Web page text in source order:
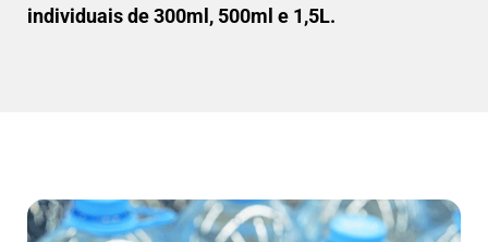
individuais de 300ml, 500ml e 1,5L.